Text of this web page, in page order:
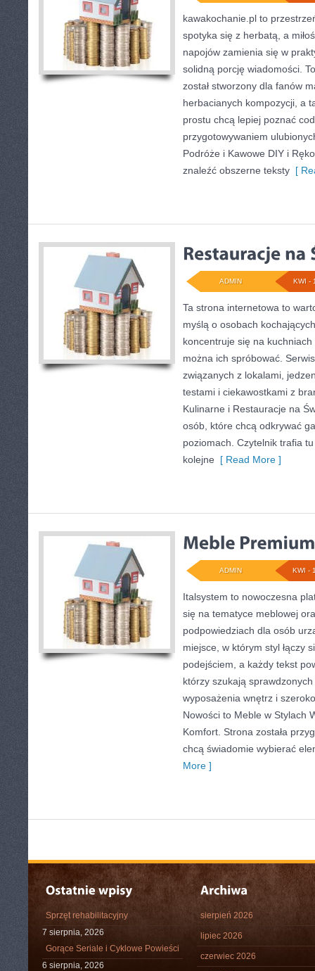
kawakochanie.pl to
spotyka się z herbatą, a
napojów zamienia się w
solidną porcję wiadomości.
został stworzony dla fanów
herbacianych kompozycji, a
prostu chcą lepiej poznać
przygotowywaniem
Podróże i Kawowe DIY i
znaleźć obszerne teksty [
KWI -
ADMIN
Ta strona internetowa to
myślą o osobach
koncentruje się na
można ich spróbować.
związanych z lokalami,
testami i ciekawostkami z
Kulinarne i Restauracje na
osób, które chcą odkrywać
poziomach. Czytelnik trafia
kolejne [ Read More ]
KWI -
ADMIN
Italsystem to nowoczesna
się na tematyce meblowej
podpowiedziach dla osób
miejsce, w którym styl łączy
podejściem, a każdy tekst
którzy szukają
wyposażenia wnętrz i
Nowości to Meble w Stylach
Komfort. Strona została
chcą świadomie wybierać
More ]
Sprzęt rehabilitacyjny
7 sierpnia, 2026
Gorące Seriale i Cyklowe Powieści
6 sierpnia, 2026
sierpień 2026
lipiec 2026
czerwiec 2026